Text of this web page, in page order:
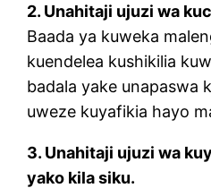
2. Unahitaji ujuzi wa
Baada ya kuweka
kuendelea kushikilia
badala yake unapaswa
uweze kuyafikia hayo
3. Unahitaji ujuzi wa
yako kila siku.